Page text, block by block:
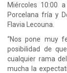
Miércoles 10:00
Porcelana fría y
Flavia Lecouna.
“Nos pone muy
posibilidad de
cualquier rama
mucha la